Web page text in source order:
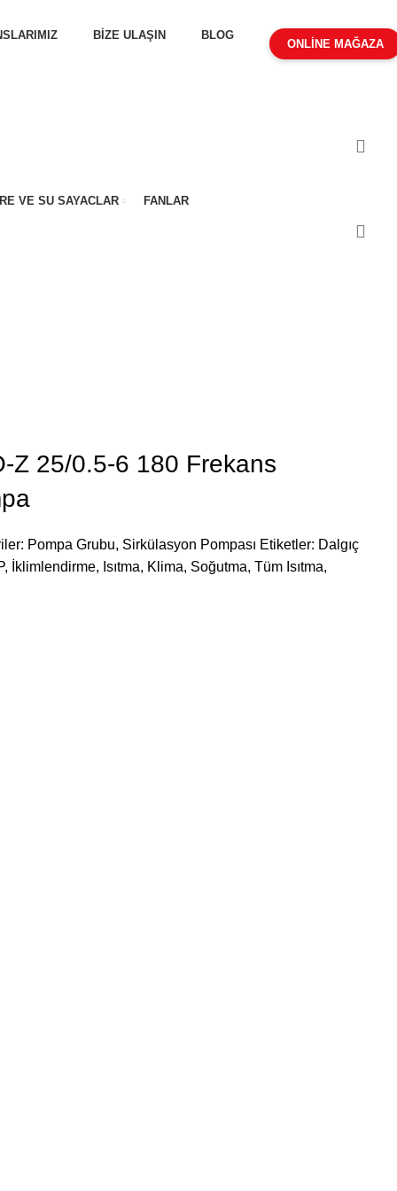
BİZE ULAŞIN BLOG
ONLİNE MAĞAZA
VE SU SAYACLAR FANLAR
Z 25/0.5-6 180 Frekans
Pompa Grubu, Sirkülasyon Pompası Etiketler: Dalgıç
, İklimlendirme, Isıtma, Klima, Soğutma, Tüm Isıtma,